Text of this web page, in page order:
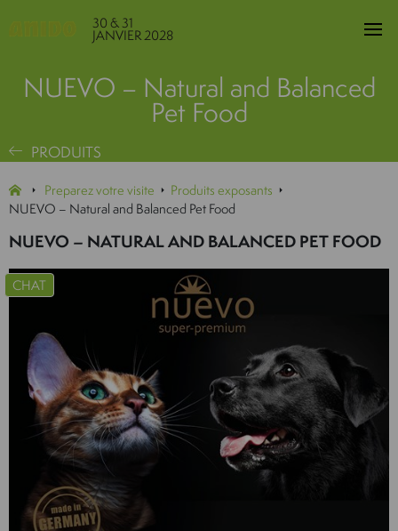
30 & 31
JANVIER 2028
NUEVO – Natural and Balanced
Pet Food
PRODUITS
Preparez votre visite
Produits exposants
NUEVO – Natural and Balanced Pet Food
NUEVO – NATURAL AND BALANCED PET FOOD
CHAT